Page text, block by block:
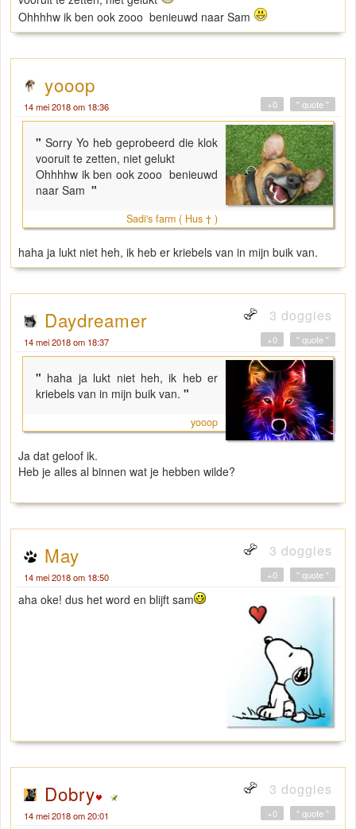
Ohhhhw ik ben ook zooo benieuwd naar Sam
yooop
14 mei 2018 om 18:36 " quote "
+0
"Sorry Yo heb geprobeerd die klok
vooruit te zetten, niet gelukt
Ohhhhw ik ben ook zooo benieuwd
naar Sam "
Sadi's farm ( Hus † )
haha ja lukt niet heh, ik heb er kriebels van in mijn buik van.
Daydreamer 3 doggies
14 mei 2018 om 18:37 " quote "
+0
" haha ja lukt niet heh, ik heb er
kriebels van in mijn buik van. "
yooop
Ja dat geloof ik.
Heb je alles al binnen wat je hebben wilde?
May 3 doggies
14 mei 2018 om 18:50 " quote "
+0
aha oke! dus het word en blijft sam
Dobry 3 doggies
14 mei 2018 om 20:01 " quote "
+0